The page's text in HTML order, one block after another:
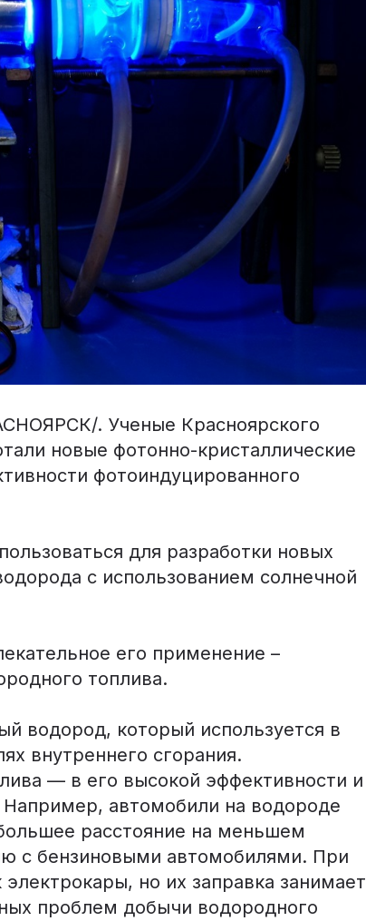
. Ученые Красноярского
новые фотонно-кристаллические
фотоиндуцированного
для разработки новых
с использованием солнечной
его применение –
топлива.
водород, который используется в
внутреннего сгорания.
— в его высокой эффективности и
автомобили на водороде
расстояние на меньшем
с бензиновыми автомобилями. При
но их заправка занимает
проблем добычи водородного